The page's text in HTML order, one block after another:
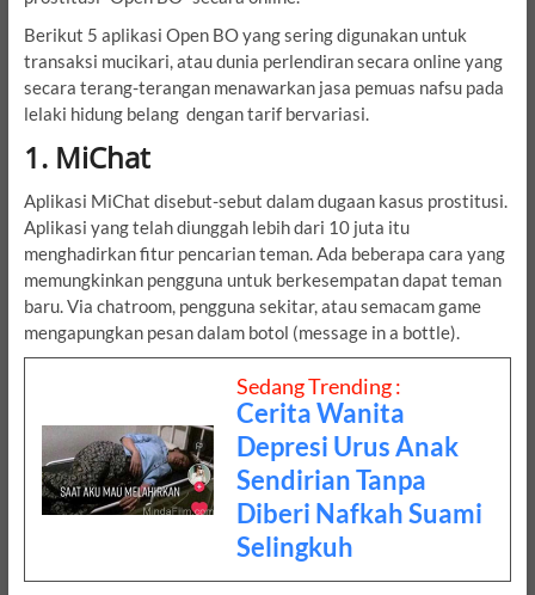
Berikut 5 aplikasi Open BO yang sering digunakan untuk
transaksi mucikari, atau dunia perlendiran secara online yang
secara terang-terangan menawarkan jasa pemuas nafsu pada
lelaki hidung belang dengan tarif bervariasi.
1. MiChat
Aplikasi MiChat disebut-sebut dalam dugaan kasus prostitusi.
Aplikasi yang telah diunggah lebih dari 10 juta itu
menghadirkan fitur pencarian teman. Ada beberapa cara yang
memungkinkan pengguna untuk berkesempatan dapat teman
baru. Via chatroom, pengguna sekitar, atau semacam game
mengapungkan pesan dalam botol (message in a bottle).
Sedang Trending :
Cerita Wanita
Depresi Urus Anak
Sendirian Tanpa
Diberi Nafkah Suami
Selingkuh